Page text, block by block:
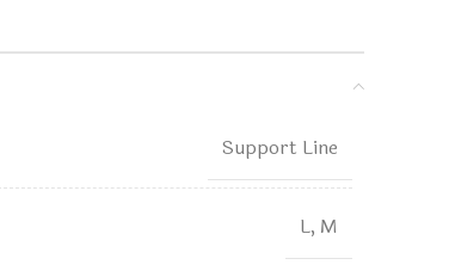
Support Line
L, M